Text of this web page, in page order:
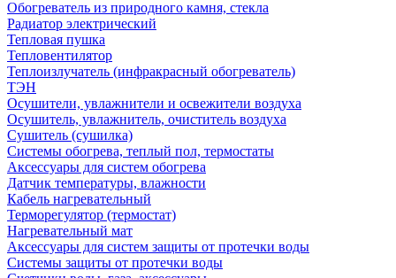
Обогреватель из природного камня, стекла
Радиатор электрический
Тепловая пушка
Тепловентилятор
Теплоизлучатель (инфракрасный обогреватель)
ТЭН
Осушители, увлажнители и освежители воздуха
Осушитель, увлажнитель, очиститель воздуха
Сушитель (сушилка)
Системы обогрева, теплый пол, термостаты
Аксессуары для систем обогрева
Датчик температуры, влажности
Кабель нагревательный
Терморегулятор (термостат)
Нагревательный мат
Аксессуары для систем защиты от протечки воды
Системы защиты от протечки воды